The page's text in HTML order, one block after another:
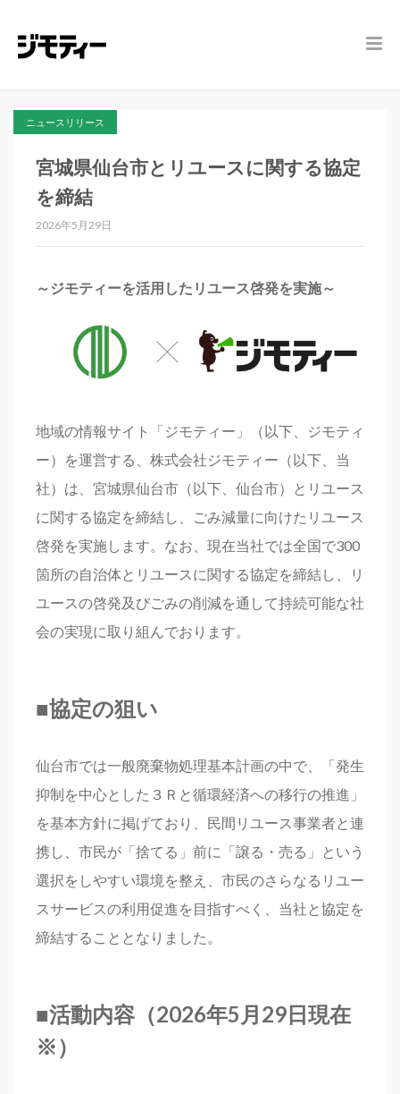
ニュースリリース
宮城県仙台市とリユースに関する協定
を締結
2026年5月29日
～ジモティーを活用したリユース啓発を実施～
地域の情報サイト「ジモティー」（以下、ジモティ
ー）を運営する、株式会社ジモティー（以下、当
社）は、宮城県仙台市（以下、仙台市）とリユース
に関する協定を締結し、ごみ減量に向けたリユース
啓発を実施します。なお、現在当社では全国で300
箇所の自治体とリユースに関する協定を締結し、リ
ユースの啓発及びごみの削減を通して持続可能な社
会の実現に取り組んでおります。
■協定の狙い
仙台市では一般廃棄物処理基本計画の中で、「発生
抑制を中心とした３Ｒと循環経済への移行の推進」
を基本方針に掲げており、民間リユース事業者と連
携し、市民が「捨てる」前に「譲る・売る」という
選択をしやすい環境を整え、市民のさらなるリユー
スサービスの利用促進を目指すべく、当社と協定を
締結することとなりました。
■活動内容（2026年5月29日現在
※）